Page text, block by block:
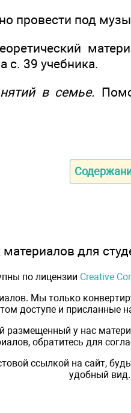
провести под
с. 39 учебника.
в семье.
для
по лицензии Creative
Мы только
доступе и присланные
размещенный у нас
обратитесь для
ссылкой на сайт,
удобный вид.